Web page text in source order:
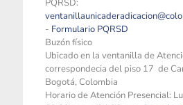
PQRSD:
- Formulario PQRSD
Buzón físico
Ubicado en la ventanilla de
correspondecia del piso 17 de
Bogotá, Colombia
Horario de Atención Presencial: